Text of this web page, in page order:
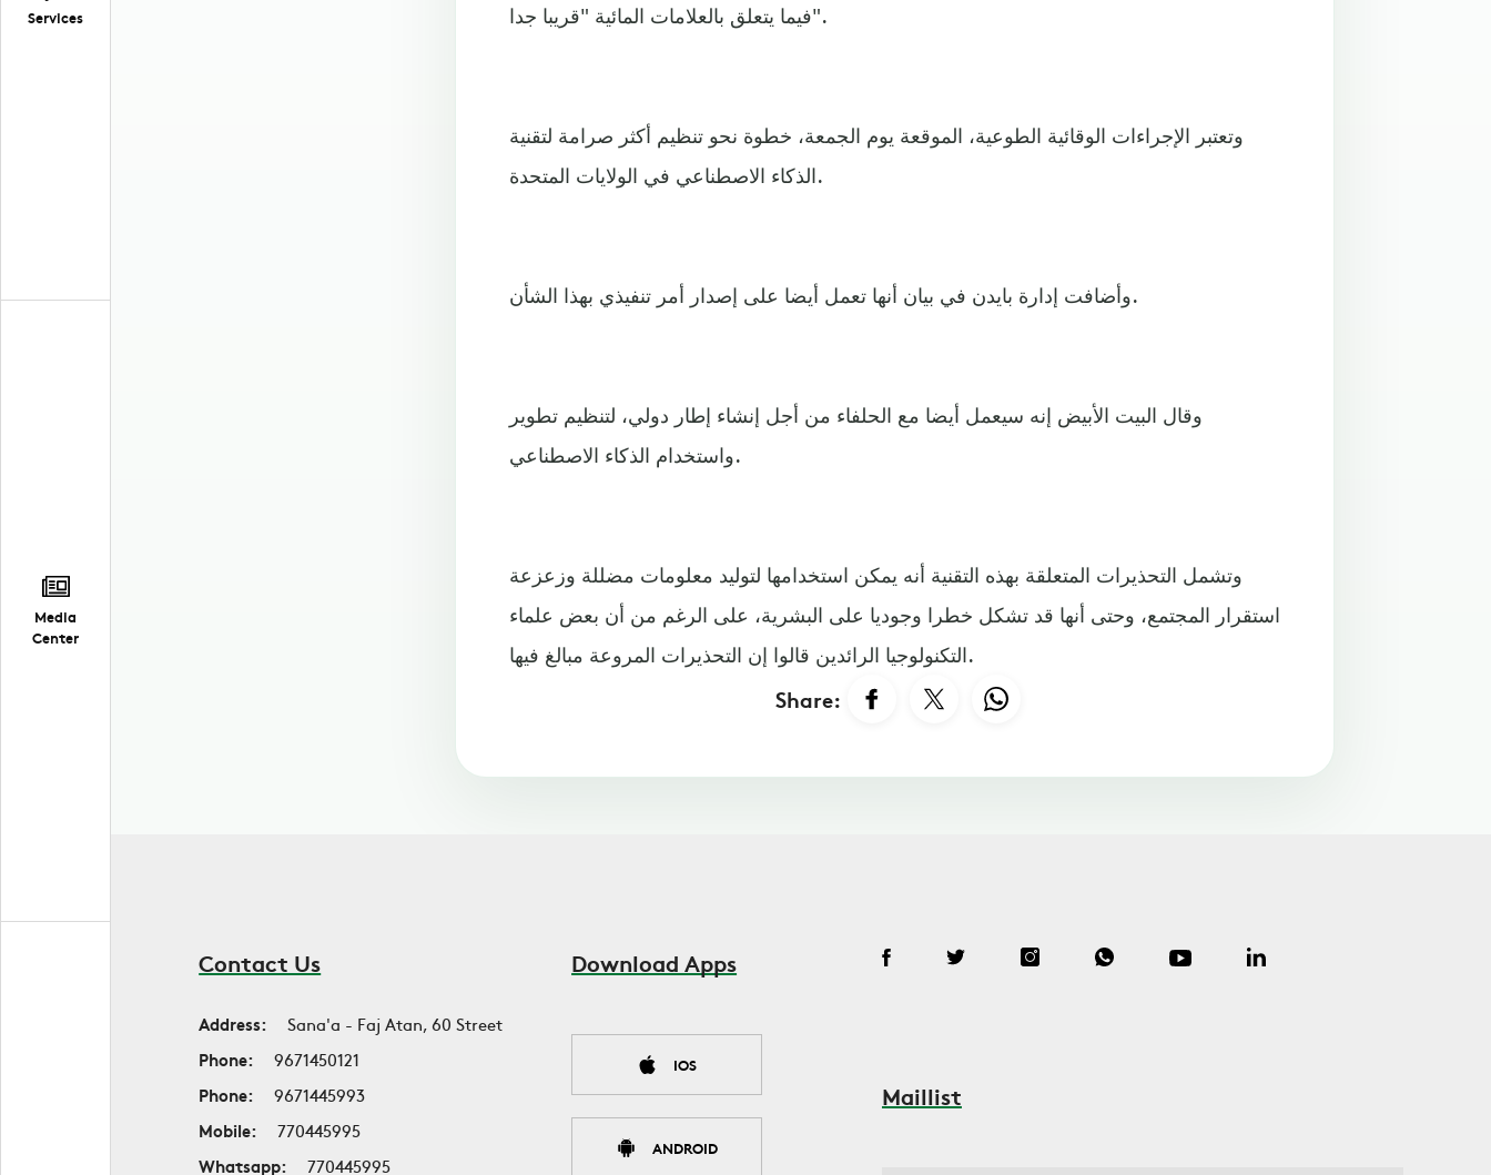
Services
Media
Center
فيما يتعلق بالعلامات المائية "قريبا جدا".
وتعتبر الإجراءات الوقائية الطوعية، الموقعة يوم الجمعة، خطوة نحو تنظيم أكثر صرامة لتقنية
الذكاء الاصطناعي في الولايات المتحدة.
وأضافت إدارة بايدن في بيان أنها تعمل أيضا على إصدار أمر تنفيذي بهذا الشأن.
وقال البيت الأبيض إنه سيعمل أيضا مع الحلفاء من أجل إنشاء إطار دولي، لتنظيم تطوير
واستخدام الذكاء الاصطناعي.
وتشمل التحذيرات المتعلقة بهذه التقنية أنه يمكن استخدامها لتوليد معلومات مضللة وزعزعة
استقرار المجتمع، وحتى أنها قد تشكل خطرا وجوديا على البشرية، على الرغم من أن بعض علماء
التكنولوجيا الرائدين قالوا إن التحذيرات المروعة مبالغ فيها.
Share:
Contact Us
Address:
Sana'a - Faj Atan, 60 Street
Phone:
9671450121
Phone:
9671445993
Mobile:
770445995
Whatsapp:
770445995
Download Apps
IOS
ANDROID
Maillist